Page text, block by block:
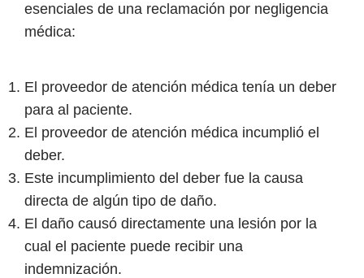
esenciales de una reclamación por negligencia
médica:
El proveedor de atención médica tenía un deber
para al paciente.
El proveedor de atención médica incumplió el
deber.
Este incumplimiento del deber fue la causa
directa de algún tipo de daño.
El daño causó directamente una lesión por la
cual el paciente puede recibir una
indemnización.